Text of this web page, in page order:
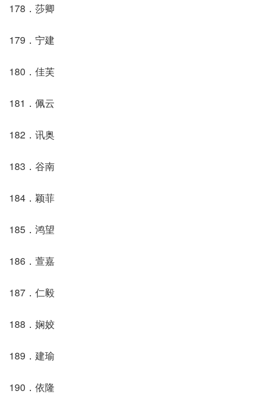
178．莎卿
179．宁建
180．佳芙
181．佩云
182．讯奥
183．谷南
184．颖菲
185．鸿望
186．萱嘉
187．仁毅
188．娴姣
189．建瑜
190．依隆